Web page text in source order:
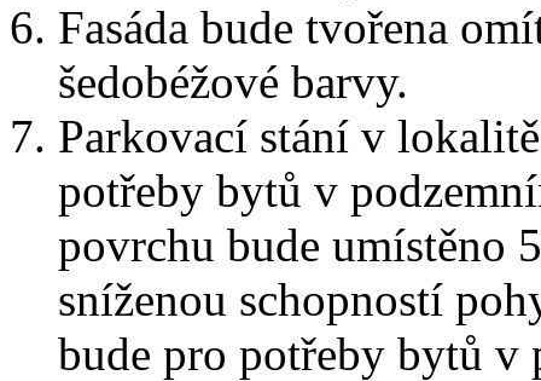
Fasáda bude tvořena
šedobéžové barvy.
Parkovací stání v
potřeby bytů v
povrchu bude umístěno
sníženou schopností
bude pro potřeby bytů v